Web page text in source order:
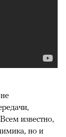
известно,
но и